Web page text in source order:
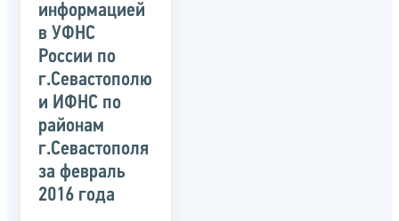
информацией
в УФНС
России по
г.Севастополю
и ИФНС по
районам
г.Севастополя
за февраль
2016 года